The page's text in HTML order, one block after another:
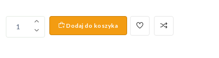
1 Dodaj do koszyka